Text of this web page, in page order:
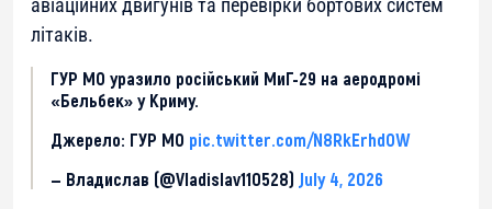
авіаційних двигунів та перевірки бортових систем
літаків.
ГУР МО уразило російський МиГ-29 на аеродромі
«Бельбек» у Криму.
Джерело: ГУР МО pic.twitter.com/N8RkErhdOW
— Владислав (@Vladislav110528) July 4, 2026